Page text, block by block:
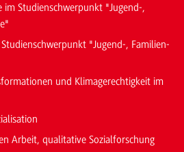
im Studienschwerpunkt "Jugend-,
"Jugend-, Familien-
und Klimagerechtigkeit im
Arbeit, qualitative Sozialforschung